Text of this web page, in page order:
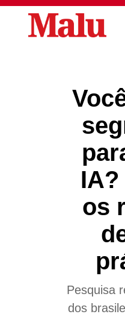
IA?
os
Pesquisa
dos